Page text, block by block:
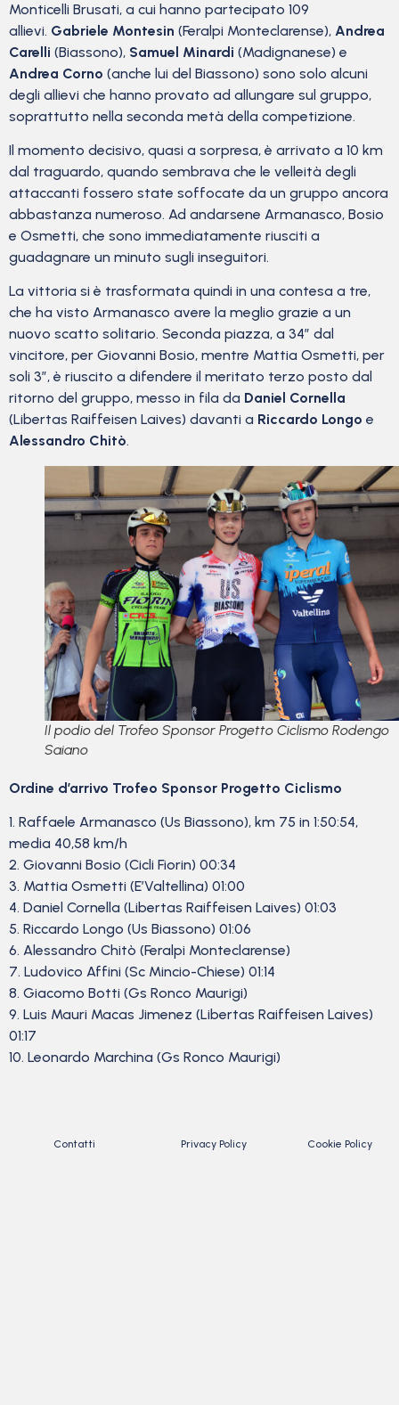
Monticelli Brusati, a cui hanno partecipato 109
allievi. Gabriele Montesin (Feralpi Monteclarense), Andrea
Carelli (Biassono), Samuel Minardi (Madignanese) e
Andrea Corno (anche lui del Biassono) sono solo alcuni
degli allievi che hanno provato ad allungare sul gruppo,
soprattutto nella seconda metà della competizione.
Il momento decisivo, quasi a sorpresa, è arrivato a 10 km
dal traguardo, quando sembrava che le velleità degli
attaccanti fossero state soffocate da un gruppo ancora
abbastanza numeroso. Ad andarsene Armanasco, Bosio
e Osmetti, che sono immediatamente riusciti a
guadagnare un minuto sugli inseguitori.
La vittoria si è trasformata quindi in una contesa a tre,
che ha visto Armanasco avere la meglio grazie a un
nuovo scatto solitario. Seconda piazza, a 34″ dal
vincitore, per Giovanni Bosio, mentre Mattia Osmetti, per
soli 3″, è riuscito a difendere il meritato terzo posto dal
ritorno del gruppo, messo in fila da Daniel Cornella
(Libertas Raiffeisen Laives) davanti a Riccardo Longo e
Alessandro Chitò.
Il podio del Trofeo Sponsor Progetto Ciclismo Rodengo
Saiano
Ordine d’arrivo Trofeo Sponsor Progetto Ciclismo
1. Raffaele Armanasco (Us Biassono), km 75 in 1:50:54,
media 40,58 km/h
2. Giovanni Bosio (Cicli Fiorin) 00:34
3. Mattia Osmetti (E’Valtellina) 01:00
4. Daniel Cornella (Libertas Raiffeisen Laives) 01:03
5. Riccardo Longo (Us Biassono) 01:06
6. Alessandro Chitò (Feralpi Monteclarense)
7. Ludovico Affini (Sc Mincio-Chiese) 01:14
8. Giacomo Botti (Gs Ronco Maurigi)
9. Luis Mauri Macas Jimenez (Libertas Raiffeisen Laives)
01:17
10. Leonardo Marchina (Gs Ronco Maurigi)
Contatti Privacy Policy Cookie Policy